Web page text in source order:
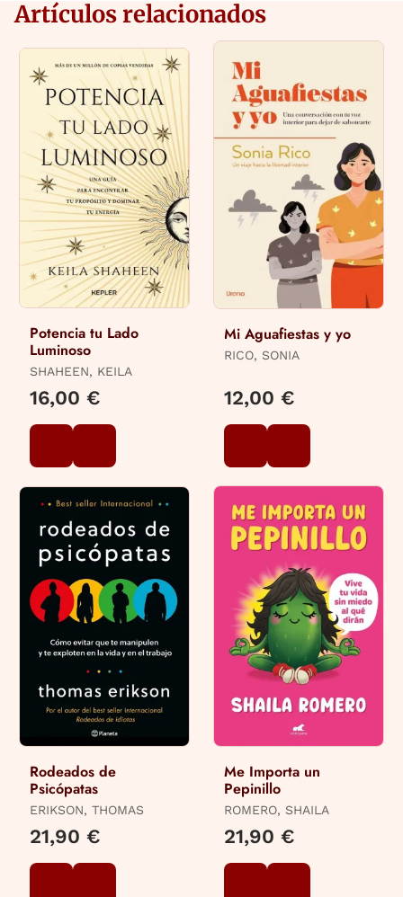
Artículos relacionados
Potencia tu Lado
Luminoso
SHAHEEN, KEILA
16,00 €
Mi Aguafiestas y yo
RICO, SONIA
12,00 €
Rodeados de
Psicópatas
ERIKSON, THOMAS
21,90 €
Me Importa un
Pepinillo
ROMERO, SHAILA
21,90 €